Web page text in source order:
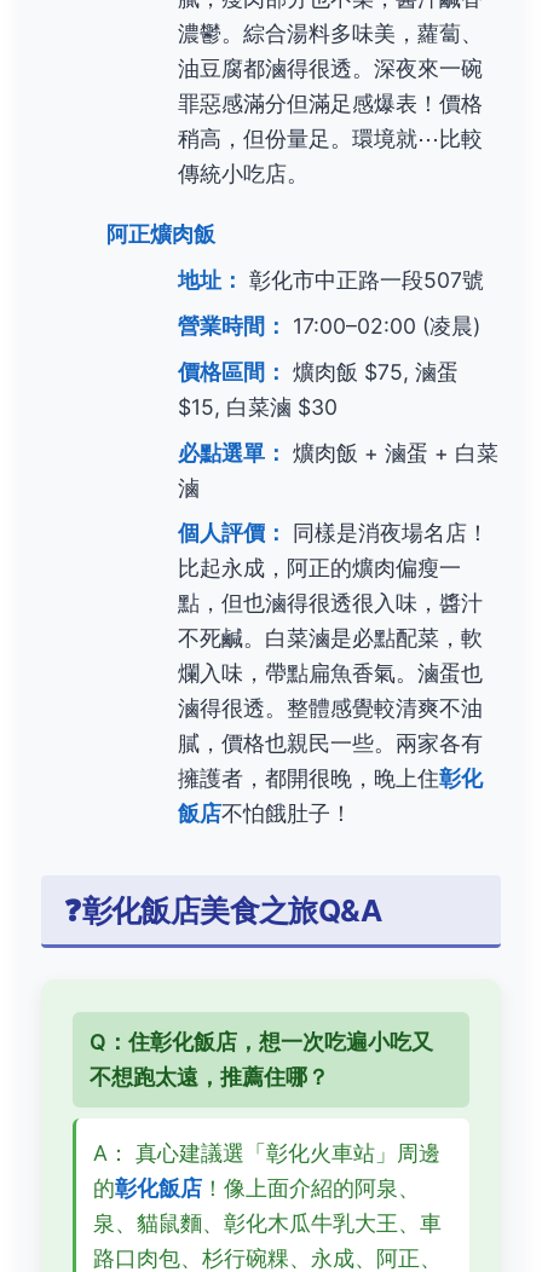
濃鬱。綜合湯料多味美，蘿蔔、
油豆腐都滷得很透。深夜來一碗
罪惡感滿分但滿足感爆表！價格
稍高，但份量足。環境就⋯比較
傳統小吃店。
阿正爌肉飯
地址： 彰化市中正路一段507號
營業時間：
17:00–02:00 (凌晨)
價格區間： 爌肉飯 $75, 滷蛋
$15, 白菜滷 $30
必點選單： 爌肉飯 + 滷蛋 + 白菜
滷
個人評價：
同樣是消夜場名店！
比起永成，阿正的爌肉偏瘦一
點，但也滷得很透很入味，醬汁
不死鹹。白菜滷是必點配菜，軟
爛入味，帶點扁魚香氣。滷蛋也
滷得很透。整體感覺較清爽不油
膩，價格也親民一些。兩家各有
擁護者，都開很晚，晚上住彰化
飯店不怕餓肚子！
❓彰化飯店美食之旅Q&A
Q：住彰化飯店，想一次吃遍小吃又
不想跑太遠，推薦住哪？
A： 真心建議選「彰化火車站」周邊
的彰化飯店 ！像上面介紹的阿泉、
泉、貓鼠麵、彰化木瓜牛乳大王、車
路口肉包、杉行碗粿、永成、阿正、